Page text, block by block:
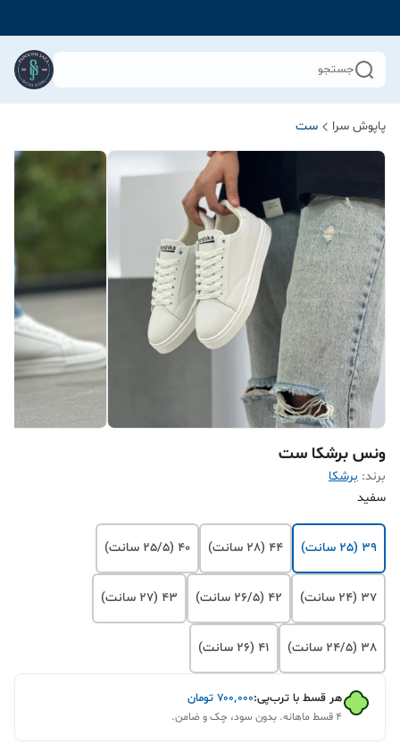
جستجو
پاپوش سرا ست
ونس برشکا ست
برند: برشکا
سفید
39 (25 سانت) 44 (28 سانت) 40 (25/5 سانت)
37 (24 سانت) 42 (26/5 سانت) 43 (27 سانت)
38 (24/5 سانت) 41 (26 سانت)
هر قسط با ترب‌پی:۷۰۰٬۰۰۰ تومان
۴ قسط ماهانه. بدون سود، چک و ضامن.